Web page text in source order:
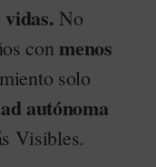
No
conmenos
solo
autónoma
Visibles.